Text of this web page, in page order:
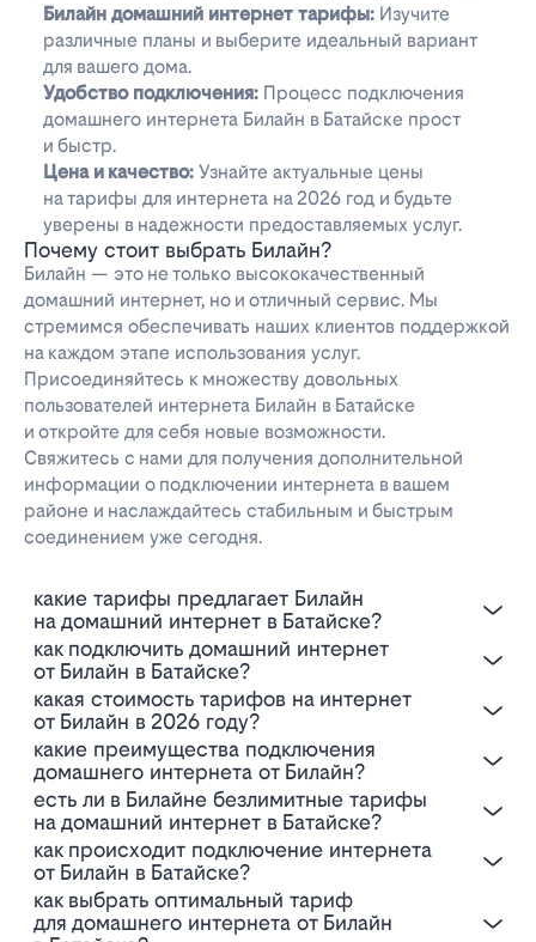
Билайн домашний интернет тарифы: Изучите
различные планы и выберите идеальный вариант
для вашего дома.
Удобство подключения: Процесс подключения
домашнего интернета Билайн в Батайске прост
и быстр.
Цена и качество: Узнайте актуальные цены
на тарифы для интернета на 2026 год и будьте
уверены в надежности предоставляемых услуг.
Почему стоит выбрать Билайн?
Билайн — это не только высококачественный
домашний интернет, но и отличный сервис. Мы
стремимся обеспечивать наших клиентов поддержкой
на каждом этапе использования услуг.
Присоединяйтесь к множеству довольных
пользователей интернета Билайн в Батайске
и откройте для себя новые возможности.
Свяжитесь с нами для получения дополнительной
информации о подключении интернета в вашем
районе и наслаждайтесь стабильным и быстрым
соединением уже сегодня.
Какие тарифы предлагает Билайн
на домашний интернет в Батайске?
Как подключить домашний интернет
от Билайн в Батайске?
Какая стоимость тарифов на интернет
от Билайн в 2026 году?
Какие преимущества подключения
домашнего интернета от Билайн?
Есть ли в Билайне безлимитные тарифы
на домашний интернет в Батайске?
Как происходит подключение интернета
от Билайн в Батайске?
Как выбрать оптимальный тариф
для домашнего интернета от Билайн